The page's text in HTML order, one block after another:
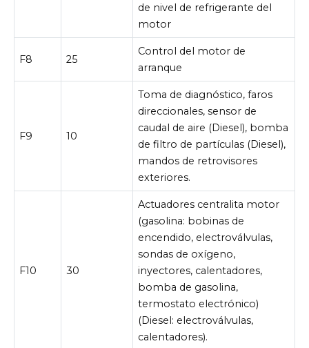
de nivel de refrigerante del
motor
F8 25
Control del motor de
arranque
F9 10
Toma de diagnóstico, faros
direccionales, sensor de
caudal de aire (Diesel), bomba
de filtro de partículas (Diesel),
mandos de retrovisores
exteriores.
F10 30
Actuadores centralita motor
(gasolina: bobinas de
encendido, electroválvulas,
sondas de oxígeno,
inyectores, calentadores,
bomba de gasolina,
termostato electrónico)
(Diesel: electroválvulas,
calentadores).